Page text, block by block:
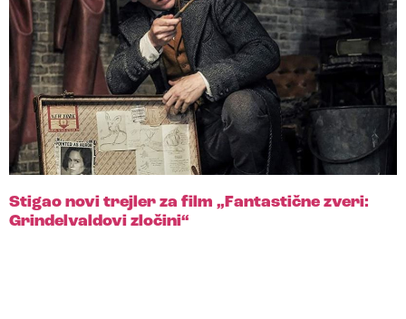
Stigao novi trejler za film „Fantastične zveri:
Grindelvaldovi zločini“